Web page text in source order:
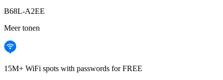
B68L-A2EE
Meer tonen
15M+ WiFi spots with passwords for FREE